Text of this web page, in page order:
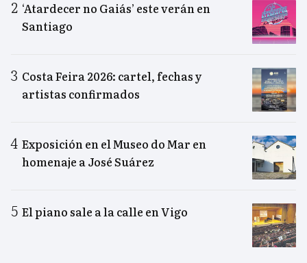
‘Atardecer no Gaiás’ este verán en
Santiago
Costa Feira 2026: cartel, fechas y
artistas confirmados
Exposición en el Museo do Mar en
homenaje a José Suárez
El piano sale a la calle en Vigo